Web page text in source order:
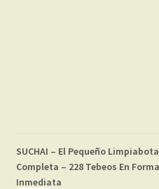
SUCHAI – El Pequeño
Completa – 228 Tebeos En
Inmediata